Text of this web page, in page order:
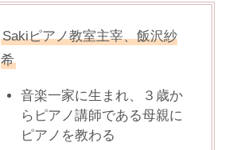
Sakiピアノ教室主宰、飯沢紗
希
音楽一家に生まれ、３歳か
らピアノ講師である母親に
ピアノを教わる